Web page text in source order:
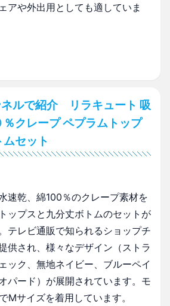
アや外出用としても適していま
ネルで紹介 リラキュート 吸
クレープ ペプラムトップ
セット
速乾、綿100％のクレープ素材を
ップスと九分丈ボトムのセットが
テレビ通販で知られるショップチ
供され、様々なデザイン（ストラ
ック、無地ネイビー、ブルーペイ
パード）が展開されています。モ
Mサイズを着用しています。